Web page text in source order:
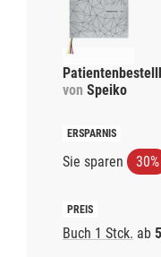
von Speiko
Sie sparen 30%
Buch 1 Stck. ab